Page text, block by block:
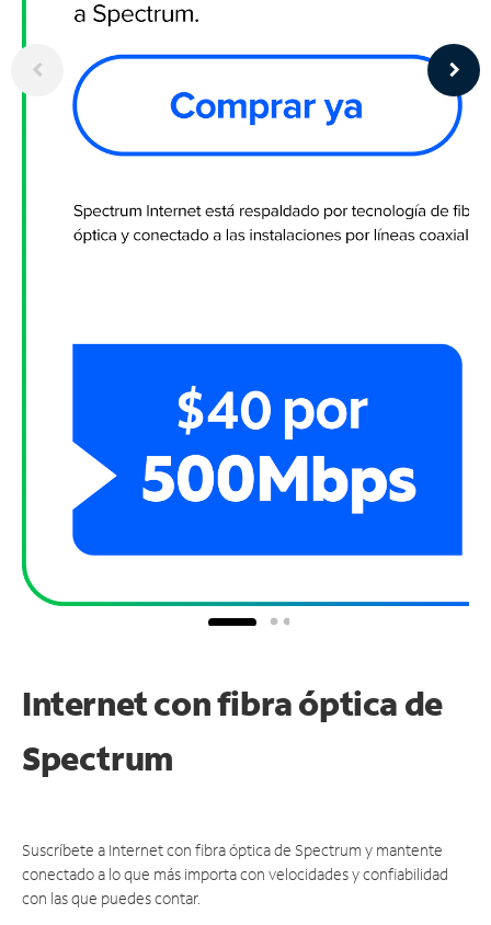
Internet con fibra óptica de
Spectrum
Suscríbete a Internet con fibra óptica de Spectrum y mantente
conectado a lo que más importa con velocidades y confiabilidad
con las que puedes contar.